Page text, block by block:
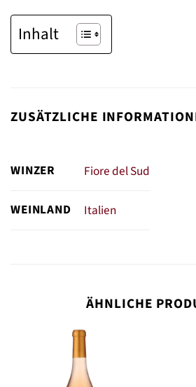
Inhalt
ZUSÄTZLICHE
WINZER Fiore del Sud
WEINLAND Italien
ÄHNLICHE